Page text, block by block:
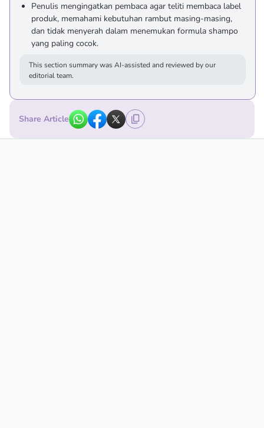
Penulis mengingatkan pembaca agar teliti membaca label
produk, memahami kebutuhan rambut masing-masing,
dan tidak menyerah dalam menemukan formula shampo
yang paling cocok.
This section summary was AI-assisted and reviewed by our
editorial team.
Share Article